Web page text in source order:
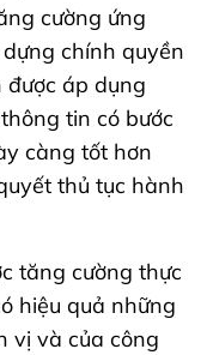
cường ứng
chính quyền
được áp dụng
tin có bước
càng tốt hơn
thủ tục hành
tăng cường thực
hiệu quả những
vị và của công